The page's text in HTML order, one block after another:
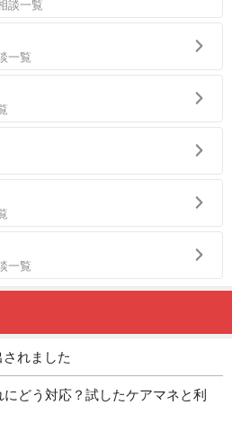
談一覧
一覧
一覧
れました
にどう対応？試したケアマネと利